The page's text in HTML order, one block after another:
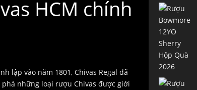
HCM chính
lập vào năm 1801, Chivas Regal đã
những loại rượu Chivas được giới